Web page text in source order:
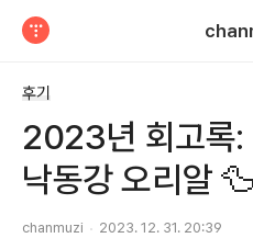
후기
2023년 회고록:
낙동강 오리알
chanmuzi 2023. 12. 31. 20:39